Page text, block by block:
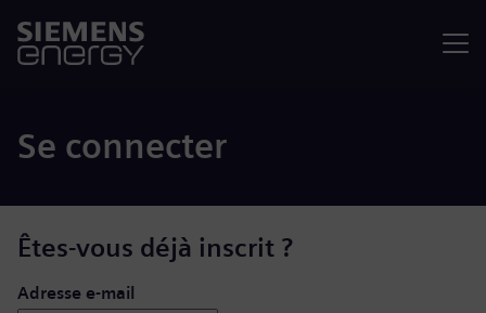
Se connecter
Êtes-vous déjà inscrit ?
Se connecter : nom d’utilisateur et mot de passe
Adresse e-mail